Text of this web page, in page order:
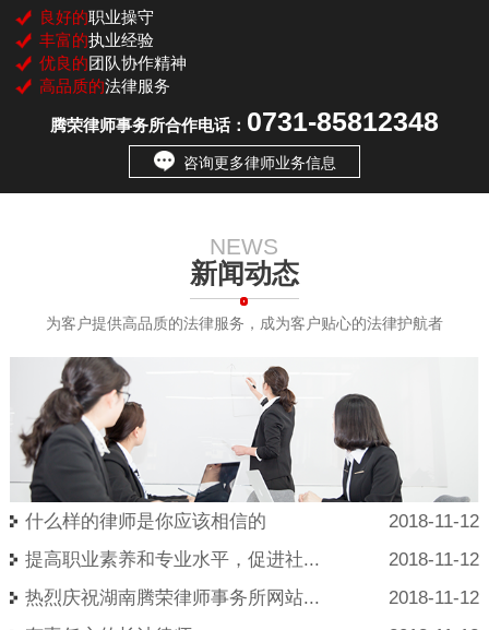
良好的职业操守
丰富的执业经验
优良的团队协作精神
高品质的法律服务
腾荣律师事务所合作电话： 0731-85812348
咨询更多律师业务信息
NEWS
新闻动态
为客户提供高品质的法律服务，成为客户贴心的法律护航者
2018-11-12
什么样的律师是你应该相信的
2018-11-12
提高职业素养和专业水平，促进社...
2018-11-12
热烈庆祝湖南腾荣律师事务所网站...